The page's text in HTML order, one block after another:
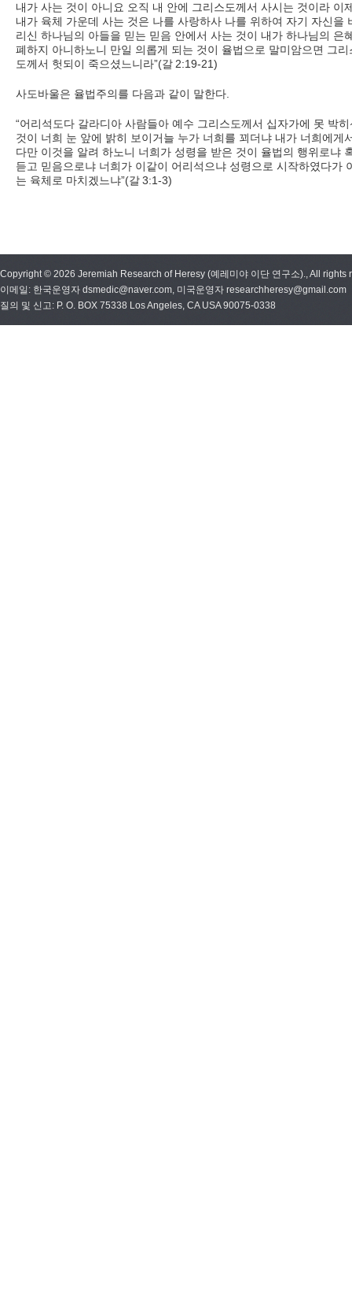
내가 사는 것이 아니요 오직 내 안에 그리스도께서 사시는 것이라 이
내가 육체 가운데 사는 것은 나를 사랑하사 나를 위하여 자기 자신을
리신 하나님의 아들을 믿는 믿음 안에서 사는 것이 내가 하나님의 은
폐하지 아니하노니 만일 의롭게 되는 것이 율법으로 말미암으면 그리
도께서 헛되이 죽으셨느니라”(갈 2:19-21)
사도바울은 율법주의를 다음과 같이 말한다
“어리석도다 갈라디아 사람들아 예수 그리스도께서 십자가에 못 박히
것이 너희 눈 앞에 밝히 보이거늘 누가 너희를 꾀더냐 내가 너희에게
다만 이것을 알려 하노니 너희가 성령을 받은 것이 율법의 행위로냐
듣고 믿음으로냐 너희가 이같이 어리석으냐 성령으로 시작하였다가
는 육체로 마치겠느냐”(갈3:1-3)
Copyright © 2026 Jeremiah Research of Heresy (예레미야 이단 연구소)., All rights
이메일: 한국운영자 dsmedic@naver.com, 미국운영자 researchheresy@gmail.com
질의 및 신고: P. O. BOX 75338 Los Angeles, CA USA 90075-0338